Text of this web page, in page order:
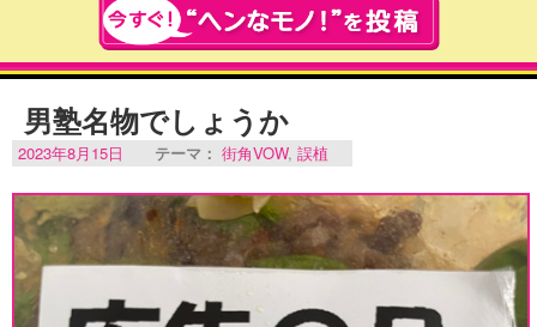
男塾名物でしょうか
2023年8月15日 テーマ： 街角VOW, 誤植